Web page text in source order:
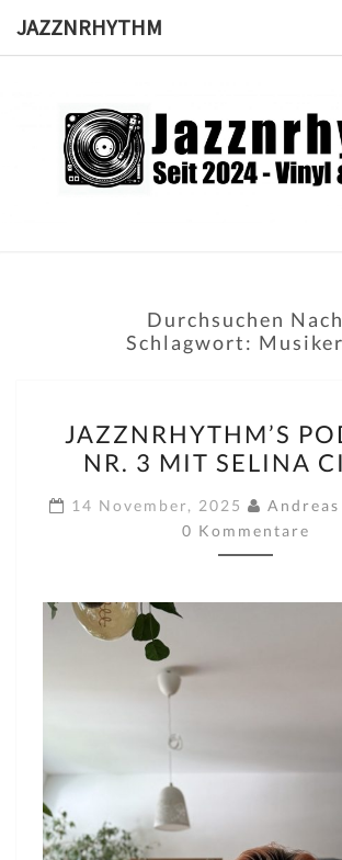
JAZZNRHYTHM
Seit
2024 –
Durchsuchen Nach
Schlagwort:
PODCAST
NR.
3
MIT
SELINA
JAZZNRHYTHM’S
NR. 3 MIT SELINA
14 November, 2025
0 Kommentare